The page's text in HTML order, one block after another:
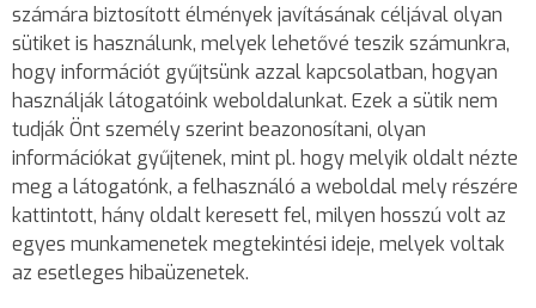
számára biztosított élmények javításának céljával olyan
sütiket is használunk, melyek lehetővé teszik számunkra,
hogy információt gyűjtsünk azzal kapcsolatban, hogyan
használják látogatóink weboldalunkat. Ezek a sütik nem
tudják Önt személy szerint beazonosítani, olyan
információkat gyűjtenek, mint pl. hogy melyik oldalt nézte
meg a látogatónk, a felhasználó a weboldal mely részére
kattintott, hány oldalt keresett fel, milyen hosszú volt az
egyes munkamenetek megtekintési ideje, melyek voltak
az esetleges hibaüzenetek.